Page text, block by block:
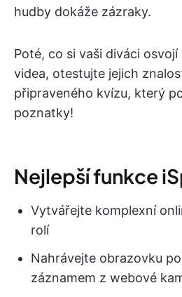
hudby dokáže zázraky.
Poté, co si vaši diváci
videa, otestujte jejich
připraveného kvízu, který
poznatky!
Nejlepší funkce
Vytvářejte komplexní
rolí
Nahrávejte obrazovku
záznamem z webové